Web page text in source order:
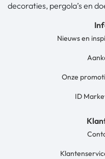
decoraties, pergola’s en
Nieuws en
Onze
ID